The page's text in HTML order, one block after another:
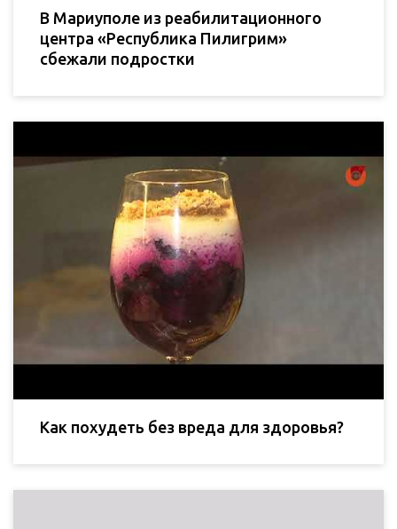
В Мариуполе из реабилитационного
центра «Республика Пилигрим»
сбежали подростки
Как похудеть без вреда для здоровья?